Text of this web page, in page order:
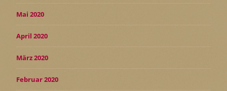
Mai 2020
April 2020
März 2020
Februar 2020